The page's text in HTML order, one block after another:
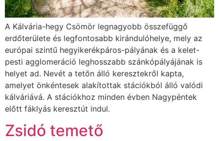
A Kálvária-hegy Csömör legnagyobb összefüggő
erdőterülete és legfontosabb kirándulóhelye, mely az
európai szintű hegyikerékpáros-pályának és a kelet-
pesti agglomeráció leghosszabb szánkópályájának is
helyet ad. Nevét a tetőn álló keresztekről kapta,
amelyet önkéntesek alakítottak stációkból álló valódi
kálváriává. A stációkhoz minden évben Nagypéntek
előtt fáklyás keresztút indul.
Zsidó temető